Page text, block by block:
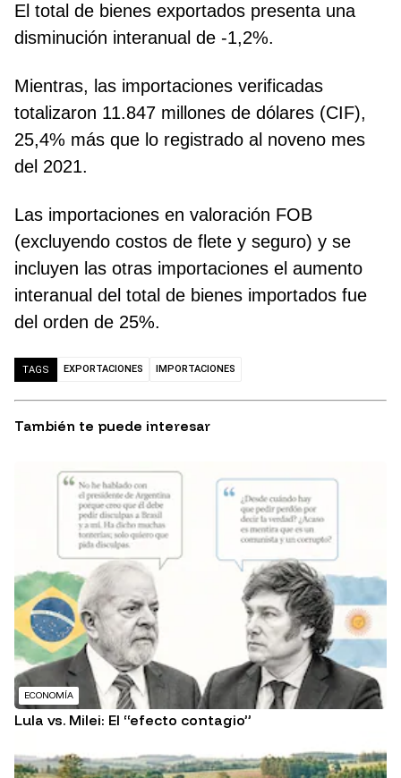
El total de bienes exportados presenta una
disminución interanual de -1,2%.
Mientras, las importaciones verificadas
totalizaron 11.847 millones de dólares (CIF),
25,4% más que lo registrado al noveno mes
del 2021.
Las importaciones en valoración FOB
(excluyendo costos de flete y seguro) y se
incluyen las otras importaciones el aumento
interanual del total de bienes importados fue
del orden de 25%.
TAGS EXPORTACIONES IMPORTACIONES
También te puede interesar
ECONOMÍA
Lula vs. Milei: El “efecto contagio”